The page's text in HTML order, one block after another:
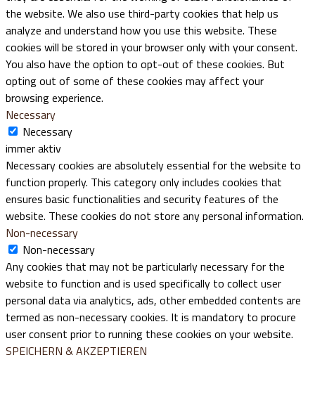
the website. We also use third-party cookies that help us
analyze and understand how you use this website. These
cookies will be stored in your browser only with your consent.
You also have the option to opt-out of these cookies. But
opting out of some of these cookies may affect your
browsing experience.
Necessary
Necessary
immer aktiv
Necessary cookies are absolutely essential for the website to
function properly. This category only includes cookies that
ensures basic functionalities and security features of the
website. These cookies do not store any personal information.
Non-necessary
Non-necessary
Any cookies that may not be particularly necessary for the
website to function and is used specifically to collect user
personal data via analytics, ads, other embedded contents are
termed as non-necessary cookies. It is mandatory to procure
user consent prior to running these cookies on your website.
SPEICHERN & AKZEPTIEREN